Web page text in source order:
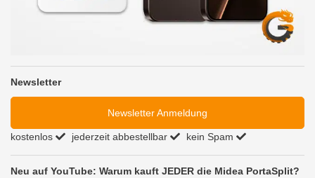
Newsletter
Newsletter Anmeldung
kostenlos jederzeit abbestellbar kein Spam
Neu auf YouTube: Warum kauft JEDER die Midea PortaSplit?